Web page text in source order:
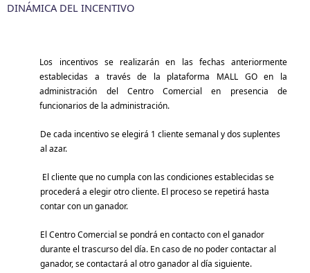
DINÁMICA DEL INCENTIVO
Los incentivos se realizarán en las fechas anteriormente
establecidas a través de la plataforma MALL GOen la
administración del Centro Comercial en presencia de
funcionarios de la administración.
De cada incentivo se elegirá 1 clientesemanal y dos suplentes
al azar.
El cliente que no cumpla con las condiciones establecidas se
procederá a elegir otro cliente. El proceso se repetirá hasta
contar con un ganador.
El Centro Comercial se pondrá en contacto con el ganador
durante el trascurso del día. En caso de no poder contactar al
ganador, se contactará al otro ganador al día siguiente.